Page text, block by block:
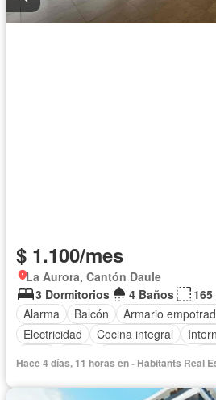
$ 1.100/mes
La Aurora, Cantón Daule
3 Dormitorios
4 Baños
165
Alarma
Balcón Armario
Electricidad
Cocina integral
Garita de guardianía
Seguridad
Hace 4 días, 11 horas en - Habitants Real